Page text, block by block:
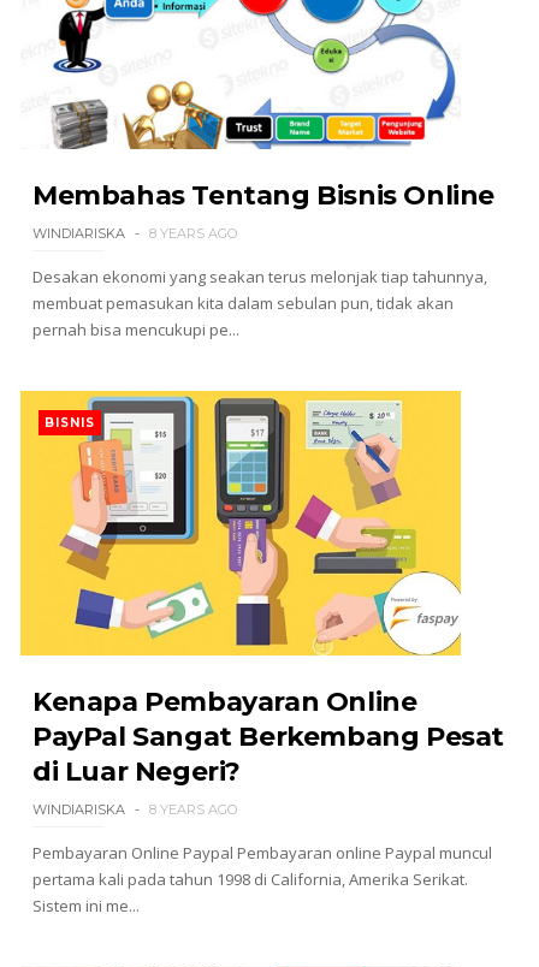
Membahas Tentang Bisnis Online
WINDIARISKA 8 YEARS AGO
Desakan ekonomi yang seakan terus melonjak tiap tahunnya,
membuat pemasukan kita dalam sebulan pun, tidak akan
pernah bisa mencukupi pe...
BISNIS
Kenapa Pembayaran Online
PayPal Sangat Berkembang Pesat
di Luar Negeri?
WINDIARISKA 8 YEARS AGO
Pembayaran​ ​Online​ ​Paypal Pembayaran online Paypal muncul
pertama kali pada tahun 1998 di California, Amerika Serikat.
Sistem ini me...